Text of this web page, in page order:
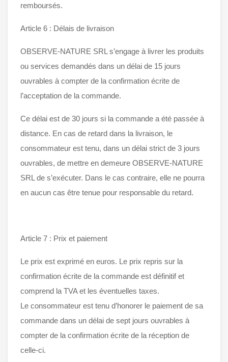
remboursés.
Article 6 : Délais de livraison
OBSERVE-NATURE SRL s’engage à livrer les produits
ou services demandés dans un délai de 15 jours
ouvrables à compter de la confirmation écrite de
l’acceptation de la commande.
Ce délai est de 30 jours si la commande a été passée à
distance. En cas de retard dans la livraison, le
consommateur est tenu, dans un délai strict de 3 jours
ouvrables, de mettre en demeure OBSERVE-NATURE
SRL de s’exécuter. Dans le cas contraire, elle ne pourra
en aucun cas être tenue pour responsable du retard.
Article 7 : Prix et paiement
Le prix est exprimé en euros. Le prix repris sur la
confirmation écrite de la commande est définitif et
comprend la TVA et les éventuelles taxes.
Le consommateur est tenu d’honorer le paiement de sa
commande dans un délai de sept jours ouvrables à
compter de la confirmation écrite de la réception de
celle-ci.